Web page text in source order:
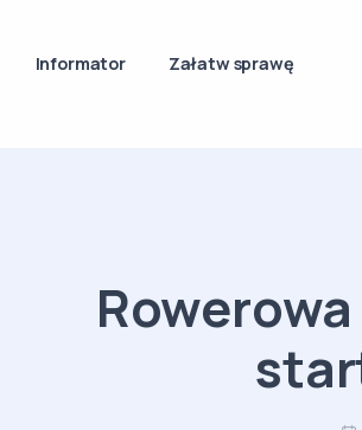
Informator Załatw sprawę